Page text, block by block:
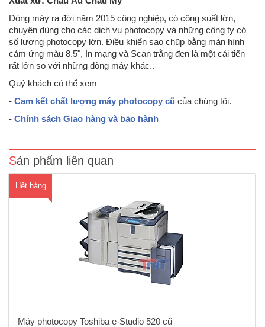
Dòng máy ra đời năm 2015 công nghiệp, có công suất lớn,
chuyên dùng cho các dịch vụ photocopy và những công ty có
số lượng photocopy lớn. Điều khiển sao chũp bằng màn hình
cảm ứng màu 8.5", In mạng và Scan trằng đen là một cải tiến
rất lớn so với những dòng máy khác..
Quý khách có thể xem
- Cam kết chất lượng máy photocopy cũ của chúng tôi.
- Chính sách Giao hàng và bảo hành
Sản phẩm liên quan
Hết hàng
Photocopy - Bộ tự động nạp và đảo 2 mặt bản gốc (ARDF),Bộ tự động
đảo mặt bản sao (Duplex)- Khổ giấy sao chụp tối đa : A3-Tốc độ sao
Máy photocopy Toshiba e-Studio 520 cũ